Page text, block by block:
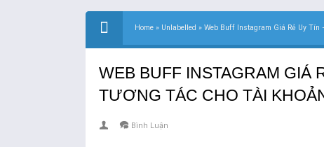
Home » Unlabelled » Web Buff Instagram Giá Rẻ Uy Tín
WEB BUFF INSTAGRAM GIÁ
TƯƠNG TÁC CHO TÀI
Bình Luận